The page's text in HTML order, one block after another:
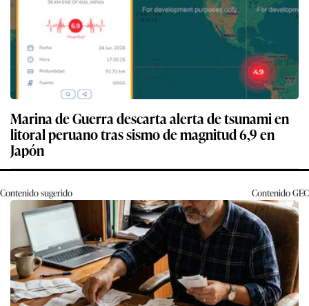
Marina de Guerra descarta alerta de tsunami en
litoral peruano tras sismo de magnitud 6,9 en
Japón
Contenido sugerido ContenidoGEC